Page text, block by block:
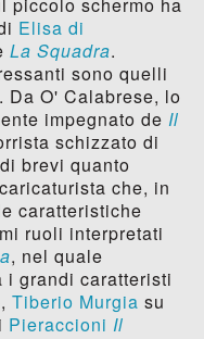
piccolo schermo ha
Elisa di
La Squadra.
sono quelli
Da O' Calabrese, lo
impegnato de Il
schizzato di
brevi quanto
che, in
caratteristiche
ruoli interpretati
, nel quale
i grandi caratteristi
Tiberio Murgia su
Pieraccioni Il